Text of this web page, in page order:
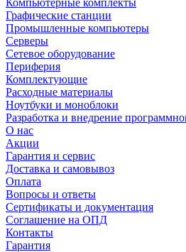
Компьютерные комплекты
Графические станции
Промышленные компьютеры
Серверы
Сетевое оборудование
Периферия
Комплектующие
Расходные материалы
Ноутбуки и моноблоки
Разработка и внедрение
О нас
Акции
Гарантия и сервис
Доставка и самовывоз
Оплата
Вопросы и ответы
Сертификаты и документация
Соглашение на ОПД
Контакты
Гарантия